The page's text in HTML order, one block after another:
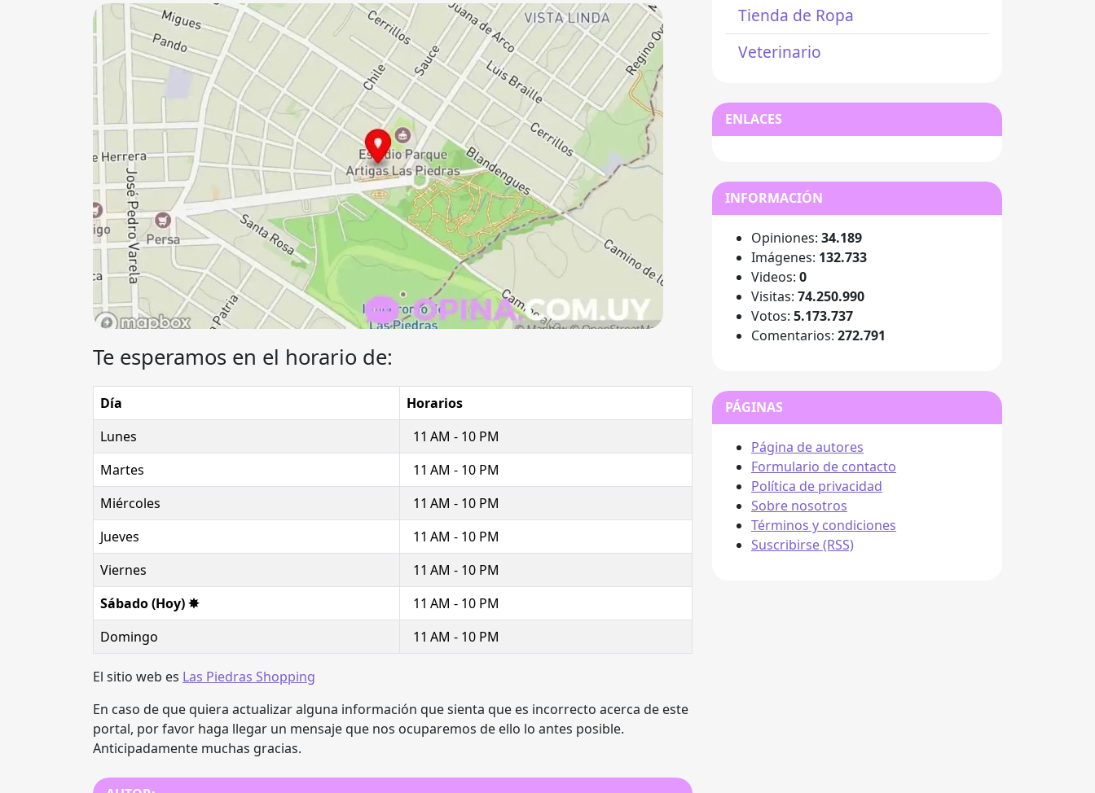
Te esperamos en el horario de:
Día
Horarios
Lunes
11 AM - 10 PM
Martes
11 AM - 10 PM
Miércoles
11 AM - 10 PM
Jueves
11 AM - 10 PM
Viernes
11 AM - 10 PM
Sábado (Hoy) ✸
11 AM - 10 PM
Domingo
11 AM - 10 PM
El sitio web es Las Piedras Shopping
En caso de que quiera actualizar alguna información que sienta que es incorrecto acerca de este
portal, por favor haga llegar un mensaje que nos ocuparemos de ello lo antes posible.
Anticipadamente muchas gracias.
Tienda de Ropa
Veterinario
ENLACES
INFORMACIÓN
Opiniones: 34.189
Imágenes: 132.733
Videos: 0
Visitas: 74.250.990
Votos: 5.173.737
Comentarios: 272.791
PÁGINAS
Página de autores
Formulario de contacto
Política de privacidad
Sobre nosotros
Términos y condiciones
Suscribirse (RSS)